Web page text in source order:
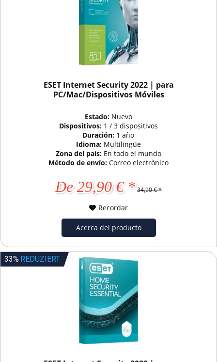
ESET Internet Security 2022 | para
PC/Mac/Dispositivos Móviles
Estado: Nuevo
Dispositivos: 1 / 3 dispositivos
Duración: 1 año
Idioma: Multilingüe
Zona del país: En todo el mundo
Método de envío: Correo electrónico
De 29,90 € * 34,90 € *
Recordar
Acerca del producto
33% REDUZIERT